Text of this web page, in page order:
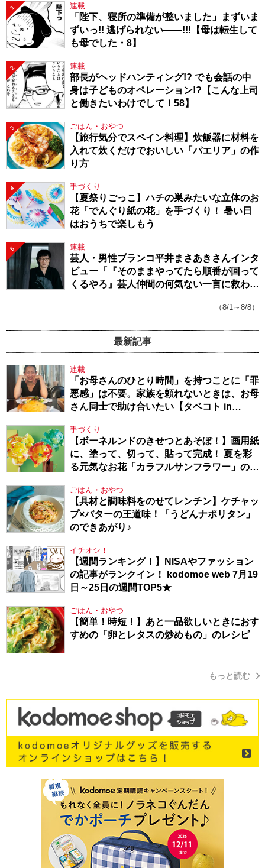
1 連載
「陛下、寝所の準備が整いました」まずいま
ずいっ!! 逃げられない――!!!【母は転生して
も母でした・8】
2 連載
部長がヘッドハンティング!? でも会話の中
身は子どものオペレーション!?【こんな上司
と働きたいわけでして！58】
3 ごはん・おやつ
【旅行気分でスペイン料理】炊飯器に材料を
入れて炊くだけでおいしい「パエリア」の作
り方
4 手づくり
【夏祭りごっこ】ハチの巣みたいな立体のお
花「でんぐり紙の花」を手づくり！ 暑い日
はおうちで楽しもう
5 連載
芸人・男性ブランコ平井まさあきさんインタ
ビュー「『そのままやってたら順番が回って
くるやろ』芸人仲間の何気ない一言に救われ
（8/1～8/8）
最新記事
連載
「お母さんのひとり時間」を持つことに「罪
悪感」は不要。家族を頼れないときは、お母
さん同士で助け合いたい【タベコト in
手づくり
【ボーネルンドのきせつとあそぼ！】画用紙
に、塗って、切って、貼って完成！ 夏を彩
る元気なお花「カラフルサンフラワー」の作
ごはん・おやつ
【具材と調味料をのせてレンチン】ケチャッ
プ×バターの王道味！「うどんナポリタン」
のできあがり♪
イチオシ！
【週間ランキング！】NISAやファッション
の記事がランクイン！ kodomoe web 7月19
日～25日の週間TOP5★
ごはん・おやつ
【簡単！時短！】あと一品欲しいときにおす
すめの「卵とレタスの炒めもの」のレシピ
もっと読む